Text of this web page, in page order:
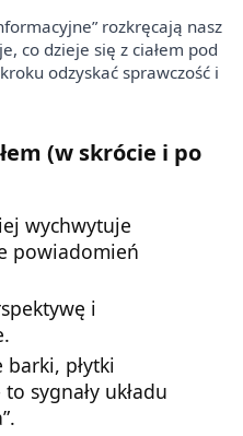
rozkręcają nasz
co dzieje się z ciałem pod
odzyskać sprawczość i
(w skrócie i po
wychwytuje
powiadomień
i
barki, płytki
sygnały układu